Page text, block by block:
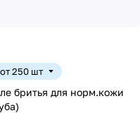
250 шт
бритья для норм.кожи